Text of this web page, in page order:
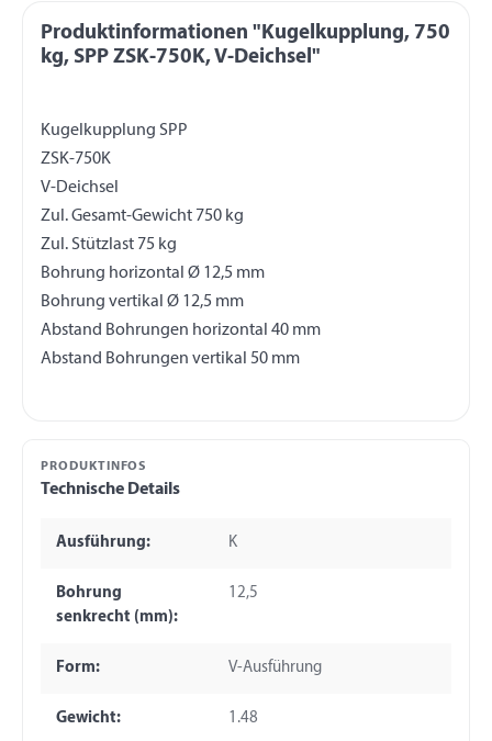
Produktinformationen "Kugelkupplung, 750
kg, SPP ZSK-750K, V-Deichsel"
Kugelkupplung SPP
ZSK-750K
V-Deichsel
Zul. Gesamt-Gewicht 750 kg
Zul. Stützlast 75 kg
Bohrung horizontal Ø 12,5 mm
Bohrung vertikal Ø 12,5 mm
Abstand Bohrungen horizontal 40 mm
PRODUKTINFOS
Technische Details
Ausführung: K
Bohrung
senkrecht (mm):
12,5
Form: V-Ausführung
Gewicht: 1.48